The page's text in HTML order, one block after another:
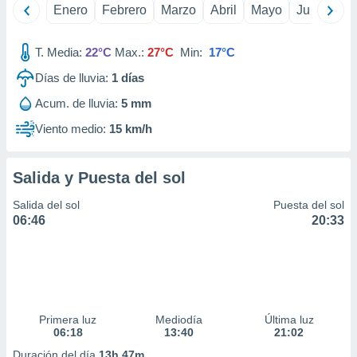
crear un
de la
del
de
Enero Febrero Marzo Abril Mayo Junio
T. Media: 22°C Max.: 27°C Min: 17°C
Días de lluvia: 1 días
Acum. de lluvia: 5 mm
Viento medio: 15 km/h
Salida y Puesta del sol
Salida del sol
06:46
Puesta del sol
20:33
Primera luz
06:18
Mediodía
13:40
Última luz
21:02